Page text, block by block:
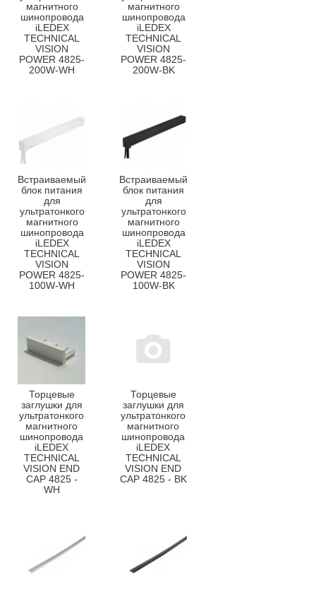
магнитного
шинопровода
iLEDEX
TECHNICAL
VISION
POWER 4825-
200W-WH
магнитного
шинопровода
iLEDEX
TECHNICAL
VISION
POWER 4825-
200W-BK
Встраиваемый
блок питания
для
ультратонкого
магнитного
шинопровода
iLEDEX
TECHNICAL
VISION
POWER 4825-
100W-WH
Встраиваемый
блок питания
для
ультратонкого
магнитного
шинопровода
iLEDEX
TECHNICAL
VISION
POWER 4825-
100W-BK
Торцевые
заглушки для
ультратонкого
магнитного
шинопровода
iLEDEX
TECHNICAL
VISION END
CAP 4825 -
WH
Торцевые
заглушки для
ультратонкого
магнитного
шинопровода
iLEDEX
TECHNICAL
VISION END
CAP 4825 - BK